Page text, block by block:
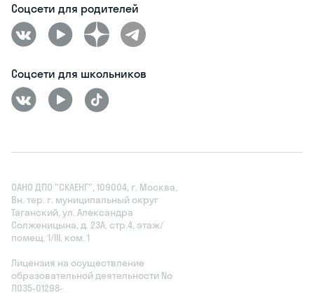
Соцсети для родителей
Соцсети для школьников
ОАНО ДПО "СКАЕНГ", 109004, г. Москва,
Вн. тер. г. муниципальный округ
Таганский, ул. Александра
Солженицына, д. 23А, стр.4, этаж/
помещ. 1/III, ком. 1
Лицензия на осуществление
образовательной деятельности No
Л035‑01298-